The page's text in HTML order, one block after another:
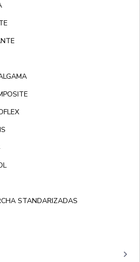
STANDARIZADAS
keyboard_arrow_right